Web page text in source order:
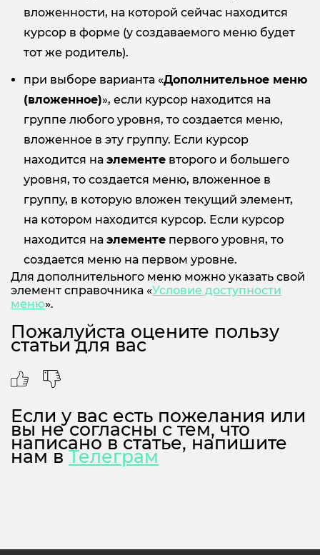
вложенности, на которой сейчас находится
курсор в форме (у создаваемого меню будет
тот же родитель).
при выборе варианта «Дополнительное меню
(вложенное)», если курсор находится на
группе любого уровня, то создается меню,
вложенное в эту группу. Если курсор
находится на элементе второго и большего
уровня, то создается меню, вложенное в
группу, в которую вложен текущий элемент,
на котором находится курсор. Если курсор
находится на элементе первого уровня, то
создается меню на первом уровне.
Для дополнительного меню можно указать свой
элемент справочника «Условие доступности
меню».
Пожалуйста оцените пользу
статьи для вас
Если у вас есть пожелания или
вы не согласны с тем, что
написано в статье, напишите
нам вТелеграм